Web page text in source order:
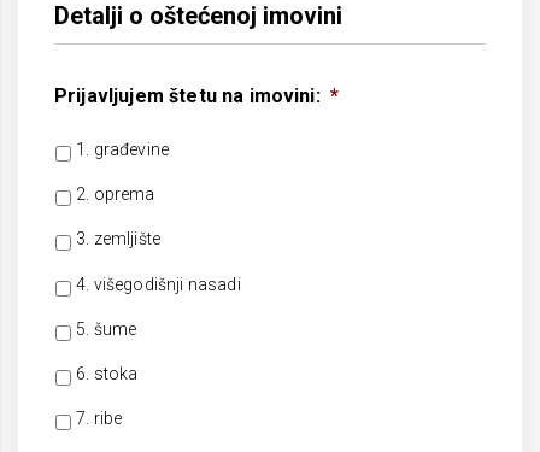
Detalji o oštećenoj imovini
Prijavljujem štetu na imovini: *
1. građevine
2. oprema
3. zemljište
4. višegodišnji nasadi
5. šume
6. stoka
7. ribe